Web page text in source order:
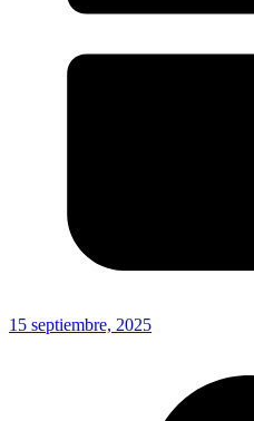
15 septiembre, 2025